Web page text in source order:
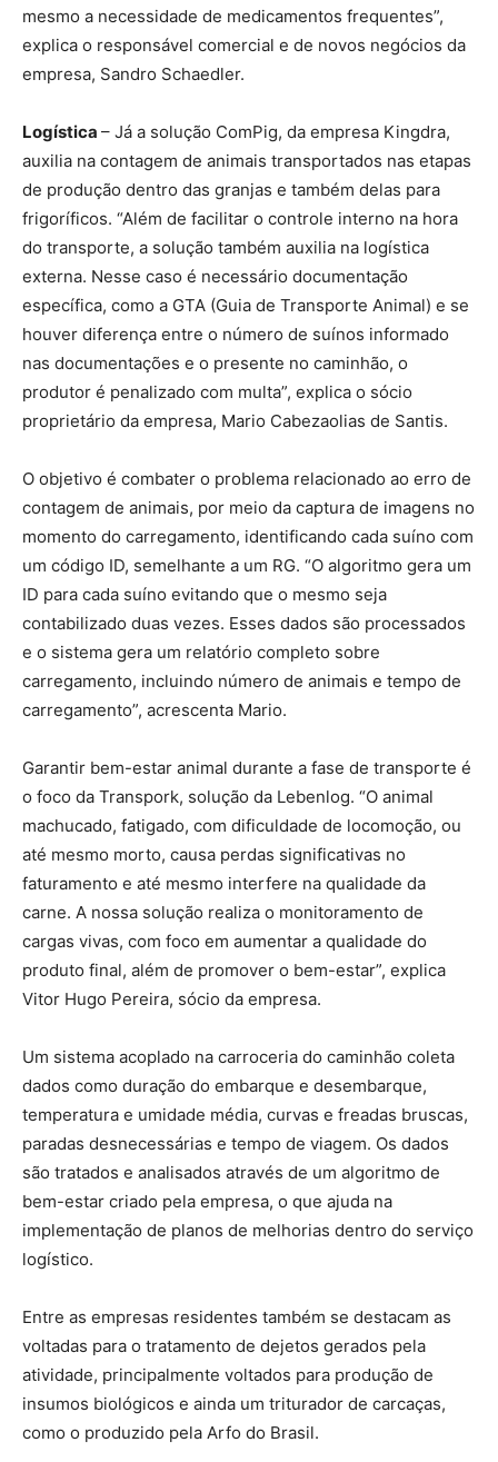
mesmo a necessidade de medicamentos frequentes”,
explica o responsável comercial e de novos negócios da
empresa, Sandro Schaedler.
Logística – Já a solução ComPig, da empresa Kingdra,
auxilia na contagem de animais transportados nas etapas
de produção dentro das granjas e também delas para
frigoríficos. “Além de facilitar o controle interno na hora
do transporte, a solução também auxilia na logística
externa. Nesse caso é necessário documentação
específica, como a GTA (Guia de Transporte Animal) e se
houver diferença entre o número de suínos informado
nas documentações e o presente no caminhão, o
produtor é penalizado com multa”, explica o sócio
proprietário da empresa, Mario Cabezaolias de Santis.
O objetivo é combater o problema relacionado ao erro de
contagem de animais, por meio da captura de imagens no
momento do carregamento, identificando cada suíno com
um código ID, semelhante a um RG. “O algoritmo gera um
ID para cada suíno evitando que o mesmo seja
contabilizado duas vezes. Esses dados são processados
e o sistema gera um relatório completo sobre
carregamento, incluindo número de animais e tempo de
carregamento”, acrescenta Mario.
Garantir bem-estar animal durante a fase de transporte é
o foco da Transpork, solução da Lebenlog. “O animal
machucado, fatigado, com dificuldade de locomoção, ou
até mesmo morto, causa perdas significativas no
faturamento e até mesmo interfere na qualidade da
carne. A nossa solução realiza o monitoramento de
cargas vivas, com foco em aumentar a qualidade do
produto final, além de promover o bem-estar”, explica
Vitor Hugo Pereira, sócio da empresa.
Um sistema acoplado na carroceria do caminhão coleta
dados como duração do embarque e desembarque,
temperatura e umidade média, curvas e freadas bruscas,
paradas desnecessárias e tempo de viagem. Os dados
são tratados e analisados através de um algoritmo de
bem-estar criado pela empresa, o que ajuda na
implementação de planos de melhorias dentro do serviço
logístico.
Entre as empresas residentes também se destacam as
voltadas para o tratamento de dejetos gerados pela
atividade, principalmente voltados para produção de
insumos biológicos e ainda um triturador de carcaças,
como o produzido pela Arfo do Brasil.